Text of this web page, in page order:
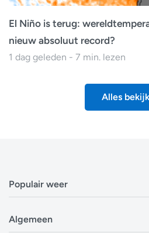
El Niño is terug:
nieuw absoluut record?
1 dag geleden - 7 min. lezen
Alles
Populair weer
Weerbericht Brussel
Algemeen